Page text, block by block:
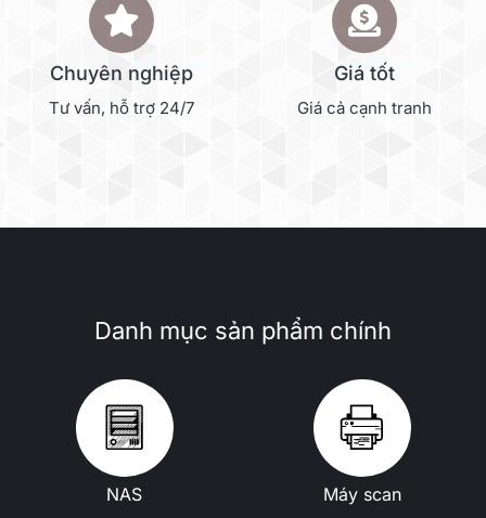
Chuyên nghiệp
Tư vấn, hỗ trợ 24/7
Giá tốt
Giá cả cạnh tranh
Danh mục sản phẩm chính
NAS Máy scan